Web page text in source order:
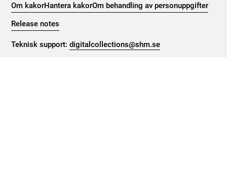
Om kakorHantera kakorOm behandling av personuppgifter
Release notes
Teknisk support:digitalcollections@shm.se